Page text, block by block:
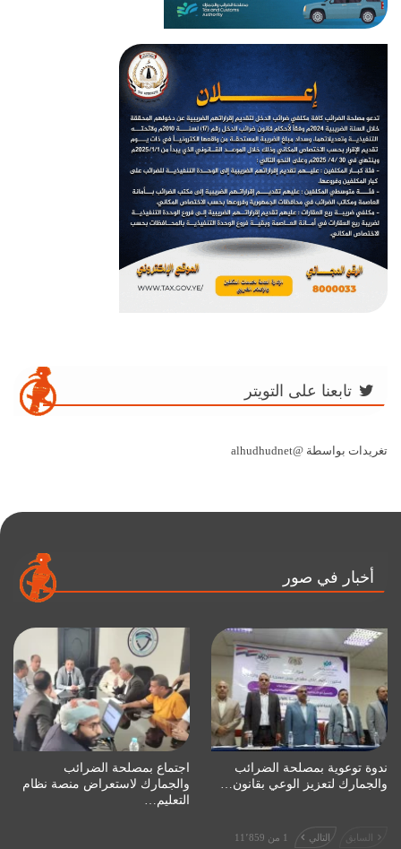
تابعنا على التويتر
تغريدات بواسطة @alhudhudnet
أخبار في صور
ندوة توعوية بمصلحة الضرائب
والجمارك لتعزيز الوعي بقانون…
اجتماع بمصلحة الضرائب
والجمارك لاستعراض منصة نظام
التعليم…
السابق التالي 1 من 11٬859